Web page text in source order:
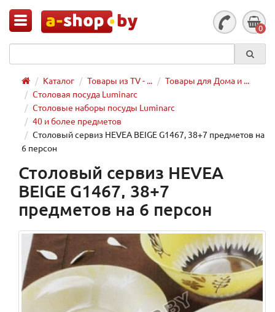
0
Каталог Товары из TV - ...
Товары для Дома и ...
Столовая посуда Luminarc
Столовые наборы посуды Luminarc
40 и более предметов
Столовый сервиз HEVEA BEIGE G1467, 38+7 предметов на
6 персон
Столовый сервиз HEVEA
BEIGE G1467, 38+7
предметов на 6 персон